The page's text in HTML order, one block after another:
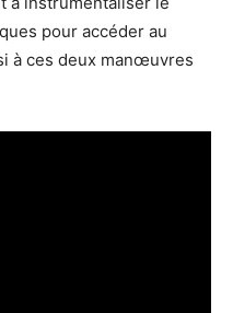
pour accéder au
à ces deux manœuvres